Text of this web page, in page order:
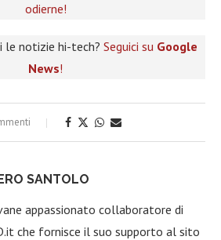
odierne!
le notizie hi-tech? Seguici su Google
News!
SANTOLO
appassionato collaboratore di
che fornisce il suo supporto al sito